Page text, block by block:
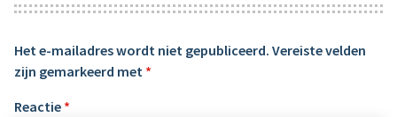
Het e-mailadres wordt niet gepubliceerd. Vereiste velden
zijn gemarkeerd met *
Reactie *